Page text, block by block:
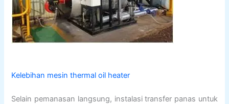
Kelebihan mesin thermal oil heater
Selain pemanasan langsung, instalasi transfer panas untuk